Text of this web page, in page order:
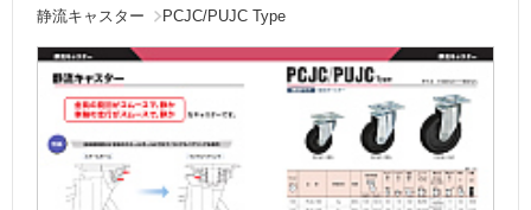
静流キャスター
PCJC/PUJC Type